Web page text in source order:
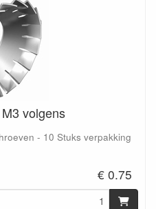
volgens
- 10 Stuks verpakking
€ 0.75